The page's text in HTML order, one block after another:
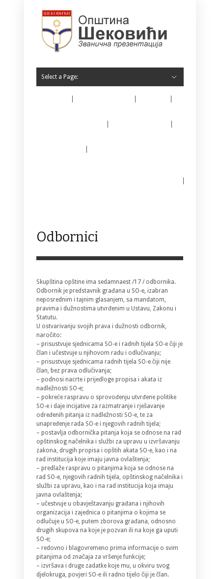
Select a Page:
Odbornici
Skupština opštine ima sedamnaest /17 / odbornika.
Odbornik je predstavnik građana u SO-e, izabran
neposrednim i tajnim glasanjem, sa mandatom,
pravima i dužnostima utvrđenim u Ustavu, Zakonu i
Statutu.
U ostvarivanju svojih prava i dužnosti odbornik,
naročito:
– prisustvuje sjednicama SO-e i radnih tijela SO-e čiji je
član i učestvuje u njihovom radu i odlučivanju;
– prisustvuje sjednicama radnih tijela SO-e čiji nije
član, bez prava odlučivanja;
– podnosi nacrte i prijedloge propisa i akata iz
nadležnosti SO-e;
– pokreće raspravu o sprovođenju utvrđene politike
SO-e i daje incijative za razmatranje i rješavanje
određenih pitanja iz nadležnosti SO-e, te za
unapređenje rada SO-e i njegovih radnih tijela;
– postavlja odbornička pitanja koja se odnose na rad
opštinskog načelnika i službi za upravu u izvršavanju
zakona, drugih propisa i opštih akata SO-e, kao i na
rad institucija koje imaju javna ovlaštenja;
– predlaže raspravu o pitanjima koja se odnose na
rad SO-e, njegovih radnih tijela, opštinskog načelnika i
službi za upravu, kao i na rad institucija koja imaju
javna ovlaštenja;
– učestvuje u obavještavanju građana i njihovih
organizacija i zajednica o pitanjima o kojima se
odlučuje u SO-e, putem zborova građana, odnosno
drugih skupova na koje je pozvan ili na koje ga uputi
SO-e;
– redovno i blagovremeno prima informacije o svim
pitanjima od značaja za vršenje funkcije;
– izvršava i druge zadatke koje mu, u okviru svog
djelokruga, povjeri SO-e ili radno tijelo čiji je član.